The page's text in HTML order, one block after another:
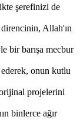
şerefinizi de
direncinin, Allah'ın
bir barışa mecbur
onun kutlu
projelerini
binlerce ağır